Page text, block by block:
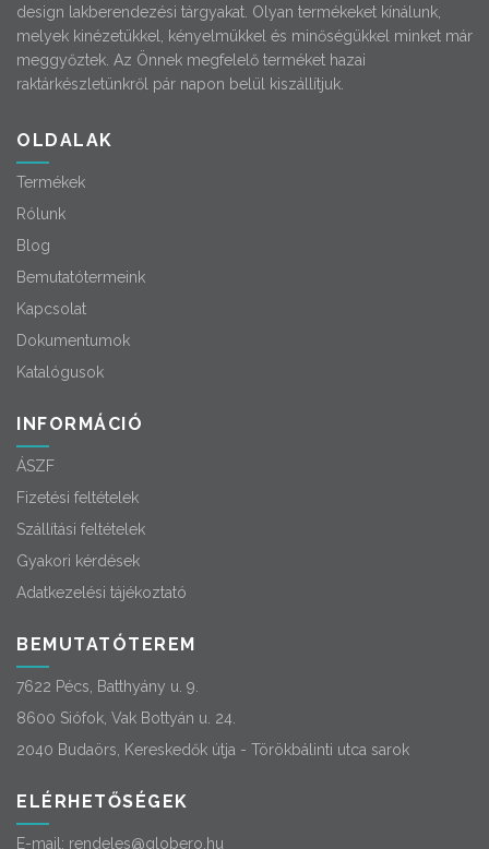
design lakberendezési tárgyakat. Olyan termékeket kínálunk,
melyek kinézetükkel, kényelmükkel és minőségükkel minket már
meggyőztek. Az Önnek megfelelő terméket hazai
raktárkészletünkről pár napon belül kiszállítjuk.
OLDALAK
Termékek
Rólunk
Blog
Bemutatótermeink
Kapcsolat
Dokumentumok
Katalógusok
INFORMÁCIÓ
ÁSZF
Fizetési feltételek
Szállítási feltételek
Gyakori kérdések
Adatkezelési tájékoztató
BEMUTATÓTEREM
7622 Pécs, Batthyány u. 9.
8600 Siófok, Vak Bottyán u. 24.
2040 Budaörs, Kereskedők útja - Törökbálinti utca sarok
ELÉRHETŐSÉGEK
E-mail: rendeles@globero.hu